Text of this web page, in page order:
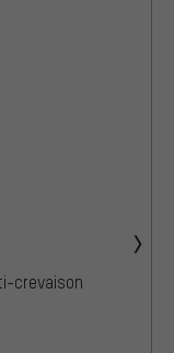
crevaison